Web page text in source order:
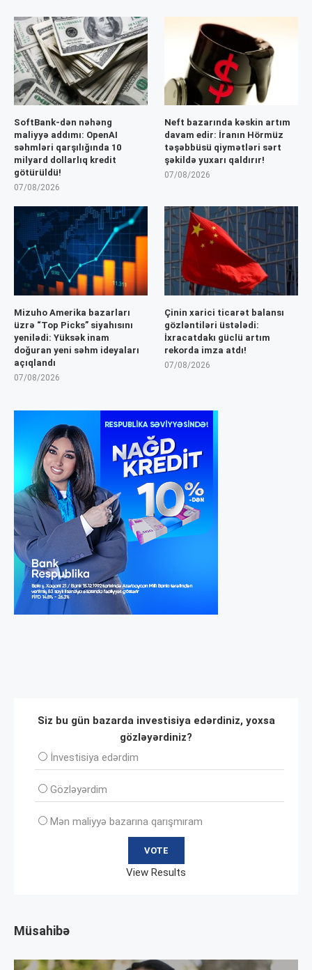
SoftBank-dən nəhəng
maliyyə addımı: OpenAI
səhmləri qarşılığında 10
milyard dollarlıq kredit
götürüldü!
07/08/2026
Neft bazarında kəskin artım
davam edir: İranın Hörmüz
təşəbbüsü qiymətləri sərt
şəkildə yuxarı qaldırır!
07/08/2026
Mizuho Amerika bazarları
üzrə “Top Picks” siyahısını
yenilədi: Yüksək inam
doğuran yeni səhm ideyaları
açıqlandı
07/08/2026
Çinin xarici ticarət balansı
gözləntiləri üstələdi:
İxracatdakı güclü artım
rekorda imza atdı!
07/08/2026
Siz bu gün bazarda investisiya edərdiniz, yoxsa
gözləyərdiniz?
İnvеstisiya edərdim
Gözləyərdim
Mən maliyyə bazarına qarışmıram
View Results
Müsahibə